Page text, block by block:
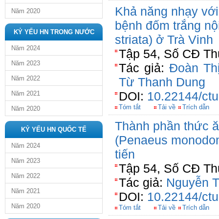
Năm 2020
KỶ YẾU HN TRONG NƯỚC
Năm 2024
Năm 2023
Năm 2022
Năm 2021
Năm 2020
KỶ YẾU HN QUỐC TẾ
Năm 2024
Năm 2023
Năm 2022
Năm 2021
Năm 2020
Khả năng nhạy
bệnh đốm trắng
striata) ở Trà Vinh
Tập 54, Số CĐ
Tác giả: Đoàn
Từ Thanh Dung
DOI: 10.22144/
Tóm tắt Tải về Trích dẫn
Thành phần thức
(Penaeus
tiến
Tập 54, Số CĐ
Tác giả: Nguyễn
DOI: 10.22144/
Tóm tắt Tải về Trích dẫn